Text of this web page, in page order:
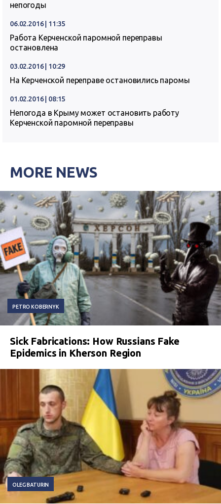
непогоды
06.02.2016 | 11:35
Работа Керченской паромной переправы
остановлена
03.02.2016 | 10:29
На Керченской переправе остановились паромы
01.02.2016 | 08:15
Непогода в Крыму может остановить работу
Керченской паромной переправы
MORE NEWS
PETRO KOBERNYK
Sick Fabrications: How Russians Fake
Epidemics in Kherson Region
OLEG BATURIN